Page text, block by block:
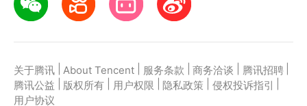
关于腾讯 About Tencent 服务条款 商务洽谈 腾讯招聘
腾讯公益
版权所有 用户权限 隐私政策 侵权投诉指引
用户协议